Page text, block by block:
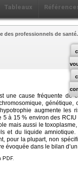
Tableaux
des professionnels de santé.
une cause fréquente de
augmente les
à 15 % environ des
mais aussi le
et du liquide amniotique.
pour la plupart, non
évoquée dans le bilan